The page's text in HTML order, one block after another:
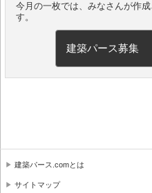
今月の一枚では、みなさんが作
す。
建築パース募集
建築パース.comとは
サイトマップ